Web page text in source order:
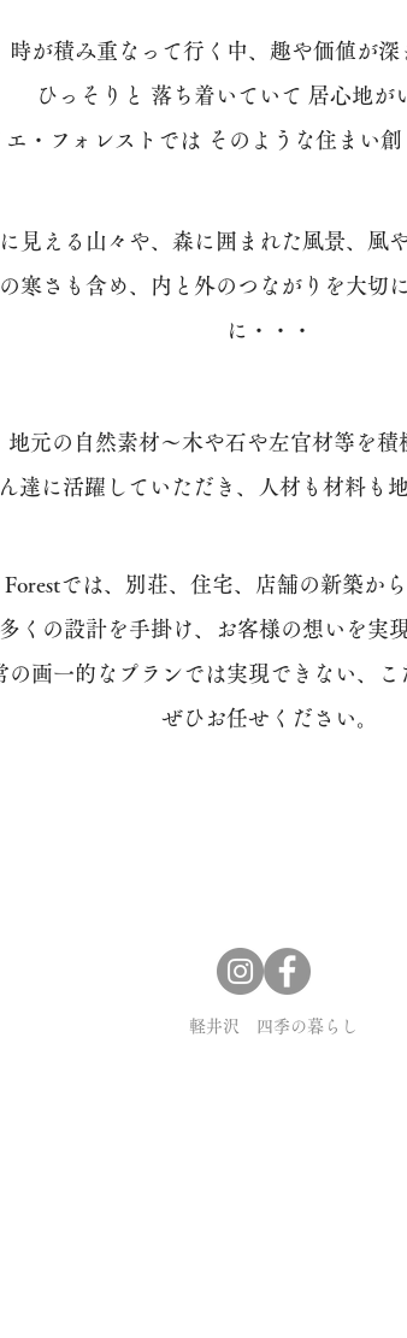
時が積み重なって行く中、趣や価値が深
ひっそりと 落ち着いていて 居心地が
エ・フォレストでは そのような住まい創
見える山々や、森に囲まれた風景、風
寒さも含め、内と外のつながりを大切
に・・・
地元の自然素材〜木や石や左官材等を積
達に活躍していただき、人材も材料も
Forestでは、別荘、住宅、店舗の新築か
くの設計を手掛け、お客様の想いを実
の画一的なプランでは実現できない、こ
ぜひお任せください。
​軽井沢 四季の暮らし